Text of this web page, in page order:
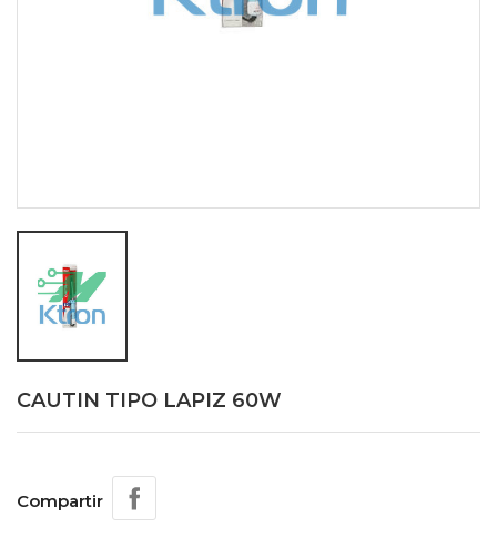
CAUTIN TIPO LAPIZ 60W
Compartir